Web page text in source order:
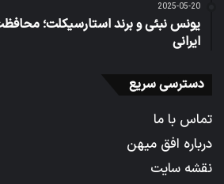
2025-05-20
یونس نبئی و برند استارسیکلت؛
ایرانی
دسترسی سریع
تماس با ما
درباره افق میهن
نقشه سایت